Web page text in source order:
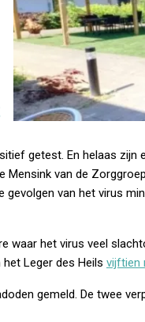
getest. En helaas zijn
Mensink van de
gevolgen van het virus
waar het virus veel
Leger des Heils vijftien
gemeld. De twee